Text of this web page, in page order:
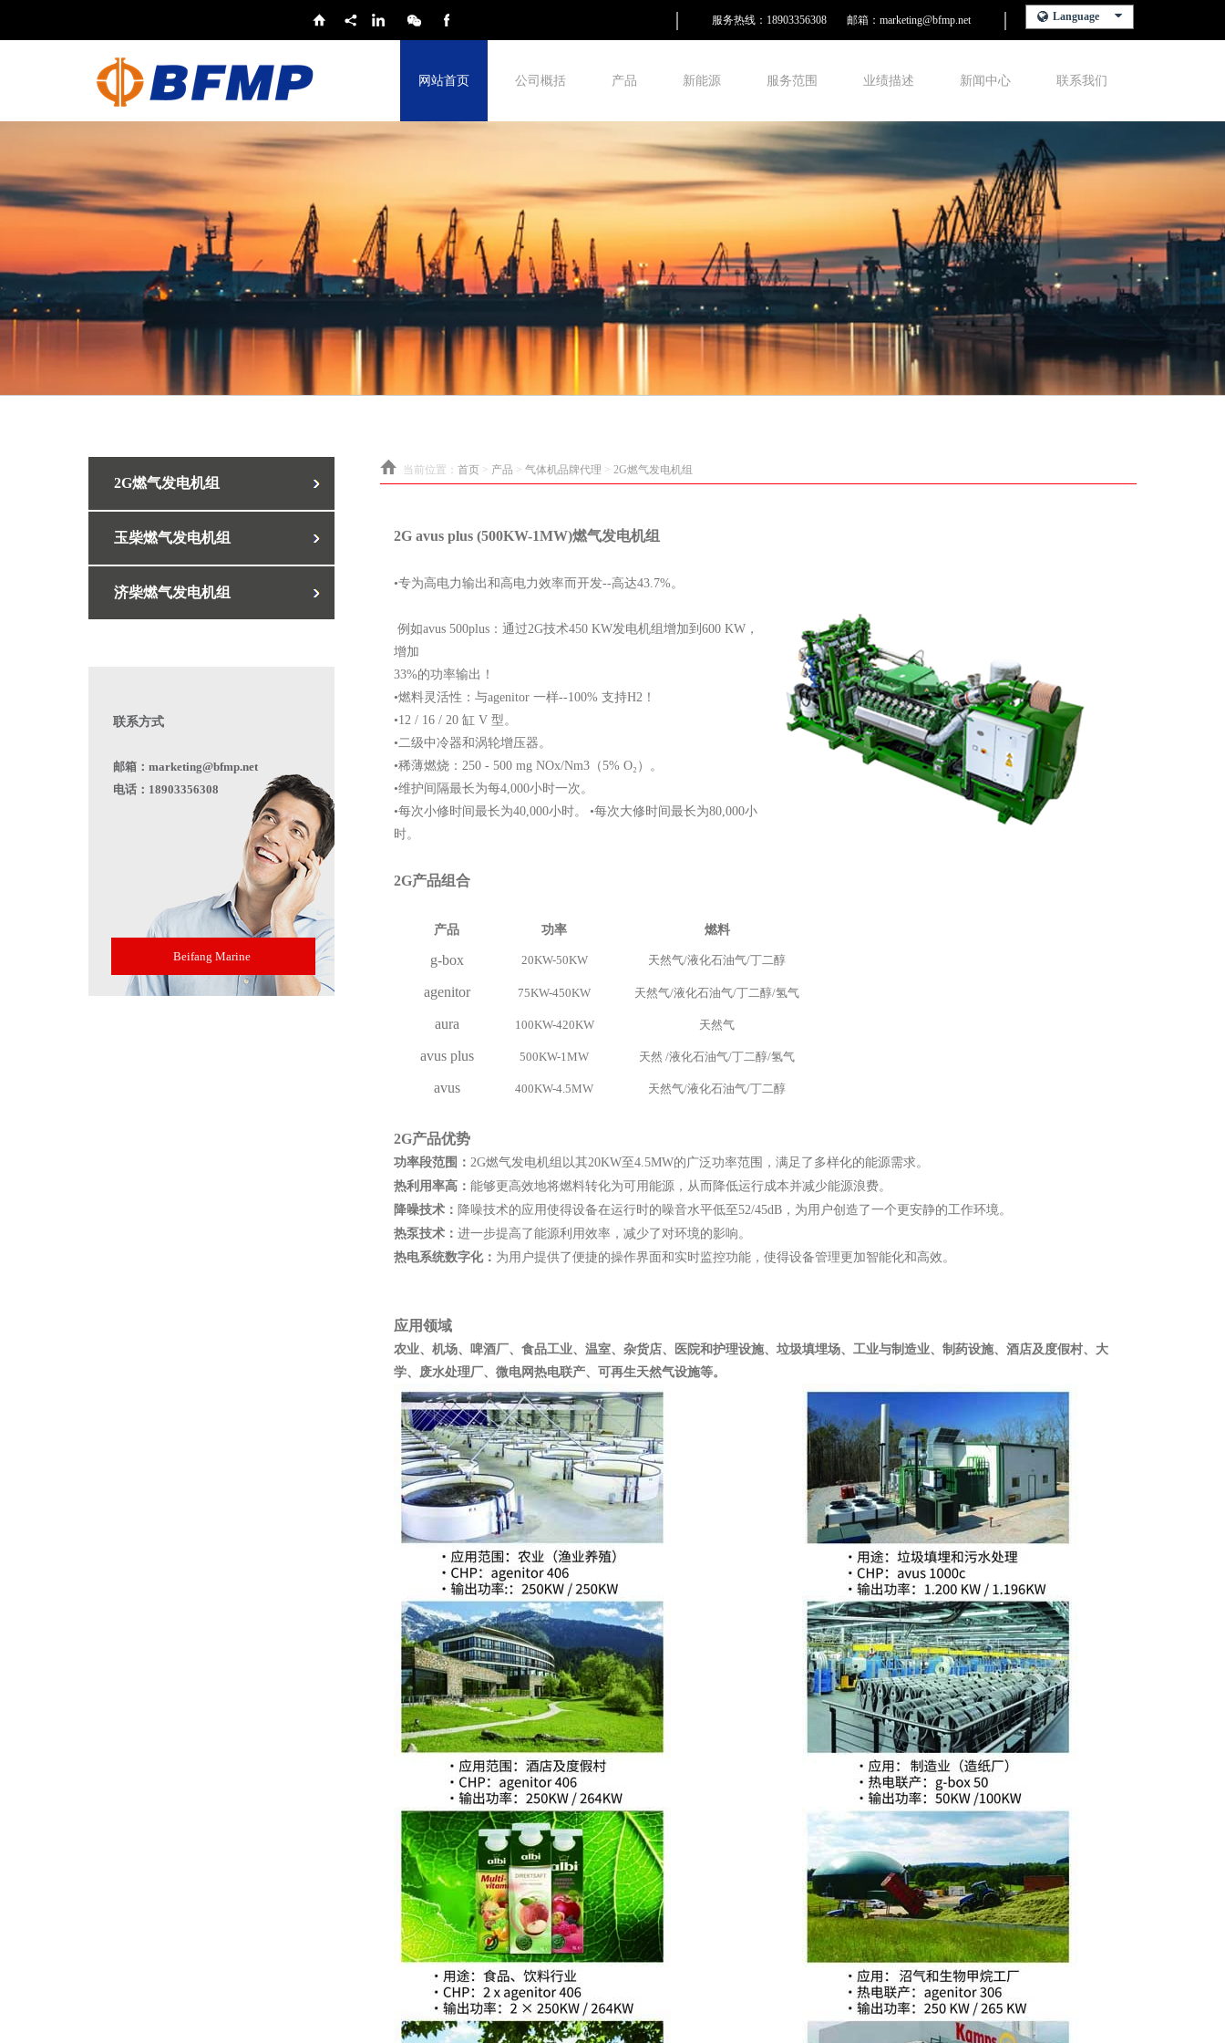
Language
服务热线：18903356308 邮箱：marketing@bfmp.net
网站首页 公司概括 产品 新能源 服务范围 业绩描述 新闻中心 联系我们
2G燃气发电机组
玉柴燃气发电机组
济柴燃气发电机组
联系方式
邮箱：marketing@bfmp.net
电话：18903356308
Beifang Marine
当前位置： 首页 > 产品 > 气体机品牌代理 > 2G燃气发电机组
2G avus plus (500KW-1MW)燃气发电机组
•专为高电力输出和高电力效率而开发--高达43.7%。
例如avus 500plus：通过2G技术450 KW发电机组增加到600 KW，
增加
33%的功率输出！
•燃料灵活性：与agenitor 一样--100% 支持H2！
•12 / 16 / 20 缸 V 型。
•二级中冷器和涡轮增压器。
•稀薄燃烧：250 - 500 mg NOx/Nm3（5% O₂）。
•维护间隔最长为每4,000小时一次。
•每次小修时间最长为40,000小时。
•每次大修时间最长为80,000小
时。
2G产品组合
产品 功率 燃料
g-box 20KW-50KW 天然气/液化石油气/丁二醇
agenitor 75KW-450KW 天然气/液化石油气/丁二醇/氢气
aura 100KW-420KW 天然气
avus plus 500KW-1MW 天然 /液化石油气/丁二醇/氢气
avus 400KW-4.5MW 天然气/液化石油气/丁二醇
2G产品优势
功率段范围： 2G燃气发电机组以其20KW至4.5MW的广泛功率范围，满足了多样化的能源需求。
热利用率高： 能够更高效地将燃料转化为可用能源，从而降低运行成本并减少能源浪费。
降噪技术： 降噪技术的应用使得设备在运行时的噪音水平低至52/45dB，为用户创造了一个更安静的工作环境。
热泵技术： 进一步提高了能源利用效率，减少了对环境的影响。
热电系统数字化： 为用户提供了便捷的操作界面和实时监控功能，使得设备管理更加智能化和高效。
应用领域
农业、机场、啤酒厂、食品工业、温室、杂货店、医院和护理设施、垃圾填埋场、工业与制造业、制药设施、酒店及度假村、大
学、废水处理厂、微电网热电联产、可再生天然气设施等。